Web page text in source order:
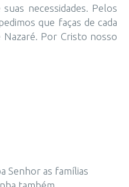
necessidades. Pelos
que faças de cada
Nazaré. Por Cristo nosso
Senhor as famílias